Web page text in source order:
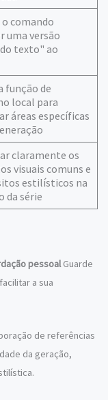
comando
uma versão
texto" ao
função de
local para
áreas específicas
claramente os
visuais comuns e
estilísticos na
da série
pessoal Guarde
a sua
de referências
da geração,